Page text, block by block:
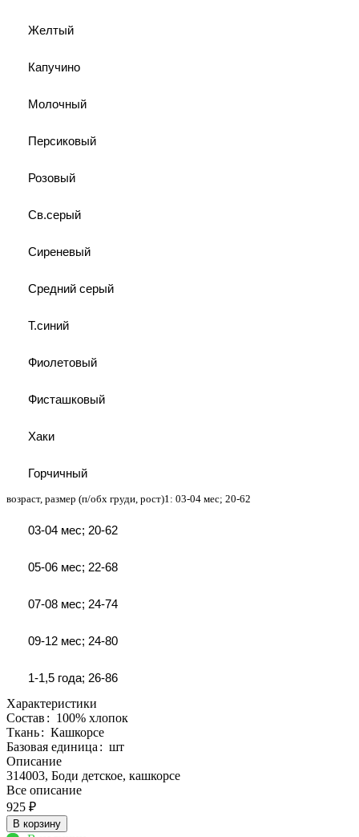
Желтый
Капучино
Молочный
Персиковый
Розовый
Св.серый
Сиреневый
Средний серый
Т.синий
Фиолетовый
Фисташковый
Хаки
Горчичный
возраст, размер (п/обх груди, рост)1: 03-04 мес; 20-62
03-04 мес; 20-62
05-06 мес; 22-68
07-08 мес; 24-74
09-12 мес; 24-80
1-1,5 года; 26-86
Характеристики
Состав: 100% хлопок
Ткань: Кашкорсе
Базовая единица: шт
Описание
314003, Боди детское, кашкорсе
Все описание
925 ₽
В корзину